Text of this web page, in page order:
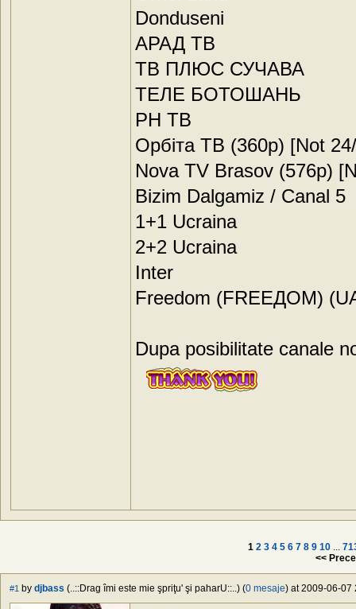
Donduseni
АРАД ТВ
ТВ ПЛЮС СУЧАВА
ТЕЛЕ БОТОШАНЬ
РН ТВ
Орбіта ТВ (360p) [Not
Nova TV Brasov (576p)
Bizim Dalgamiz / Canal 5
1+1 Ucraina
2+2 Ucraina
Inter
Freedom (FREEДOM)
Dupa posibilitate canale
1 2 3 4 5 6 7 8 9 10 ...
<<
#1 by djbass (..::Drag îmi este mie şpriţu' şi paharU::..) (0 mesaje) at 2009-06-07